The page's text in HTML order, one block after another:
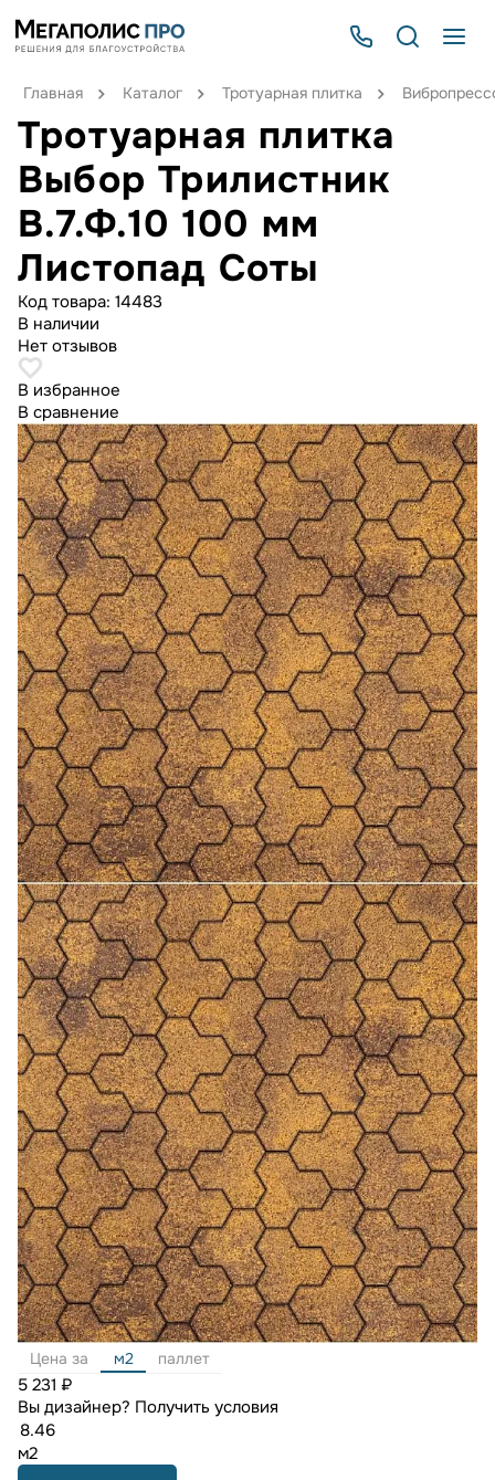
Главная Каталог Тротуарная плитка
Тротуарная плитка
Выбор Трилистник
В.7.Ф.10 100 мм
Листопад Соты
Код товара: 14483
В наличии
Нет отзывов
В избранное
В сравнение
Цена за м2 паллет
5 231 ₽
Вы дизайнер? Получить условия
м2